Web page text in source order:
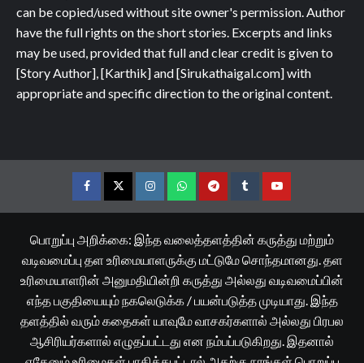
can be copied/used without site owner's permission. Author
have the full rights on the short stories. Excerpts and links
may be used, provided that full and clear credit is given to
[Story Author], [Karthik] and [Sirukathaigal.com] with
appropriate and specific direction to the original content.
FacebookTwitterInstagramWhatsappTelegramTumblrYouTube
பொறுப்பு அறிக்கை: இந்த வலைத்தளத்தின் கருத்து மற்றும்
வடிவமைப்பு தள உரிமையாளருக்கு மட்டுமே சொந்தமானது. தள
உரிமையாளரின் அனுமதியின்றி கருத்து அல்லது வடிவமைப்பின்
எந்த பகுதியையும் நகலெடுக்க / பயன்படுத்த முடியாது. இந்த
தளத்தில் வரும் கதைகள் யாவுமே வாசகர்களால் அல்லது பிரபல
ஆசிரியர்களால் எழுதப்பட்டது என நம்பப்படுகிறது. இதனால்